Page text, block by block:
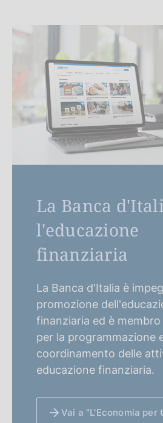
La Banca
l'educazione
finanziaria
La Banca d'Italia è
promozione
finanziaria ed è
per la programmazione
coordinamento delle
educazione finanziaria.
Vai a "L'Economia per